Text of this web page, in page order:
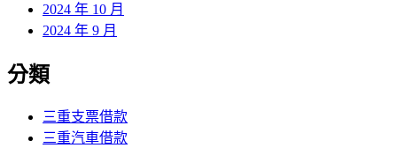
2024 年 10 月
2024 年 9 月
分類
三重支票借款
三重汽車借款